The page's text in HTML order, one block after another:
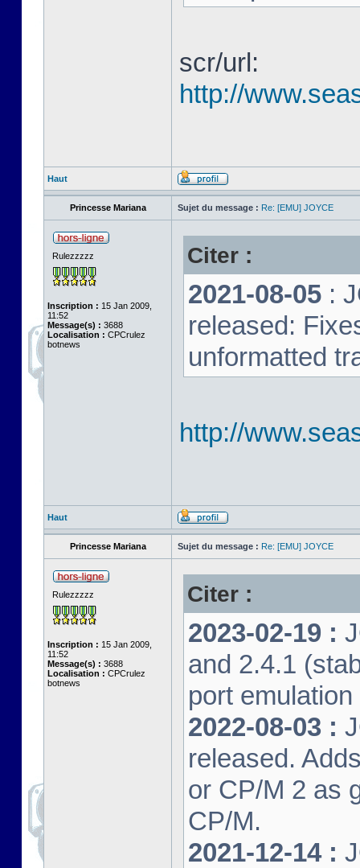
scr/url:
http://
Haut
Princesse Mariana Sujet du message : Re: [EMU] JOYCE
Rulezzzzz
Inscription : 15 Jan 2009,
11:52
Message(s) : 3688
Localisation : CPCrulez
botnews
Citer :
2021-08-05 :
released:
unformatted
http://
Haut
Princesse Mariana Sujet du message : Re: [EMU] JOYCE
Rulezzzzz
Inscription : 15 Jan 2009,
11:52
Message(s) : 3688
Localisation : CPCrulez
botnews
Citer :
2023-02-19 :
and 2.4.1
port
2022-08-03 :
released.
or CP/M 2 as
CP/M.
2021-12-14 :